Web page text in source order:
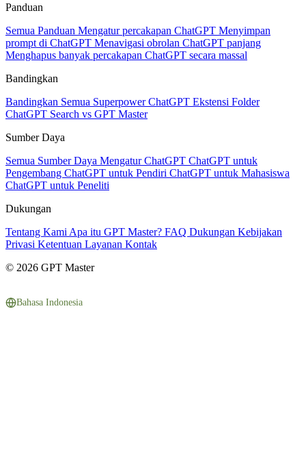
Panduan
Semua Panduan Mengatur percakapan ChatGPT Menyimpan
prompt di ChatGPT Menavigasi obrolan ChatGPT panjang
Menghapus banyak percakapan ChatGPT secara massal
Bandingkan
Bandingkan Semua Superpower ChatGPT Ekstensi Folder
ChatGPT Search vs GPT Master
Sumber Daya
Semua Sumber Daya Mengatur ChatGPT ChatGPT untuk
Pengembang ChatGPT untuk Pendiri ChatGPT untuk Mahasiswa
ChatGPT untuk Peneliti
Dukungan
Tentang Kami Apa itu GPT Master? FAQ Dukungan Kebijakan
Privasi Ketentuan Layanan Kontak
© 2026 GPT Master
Bahasa Indonesia